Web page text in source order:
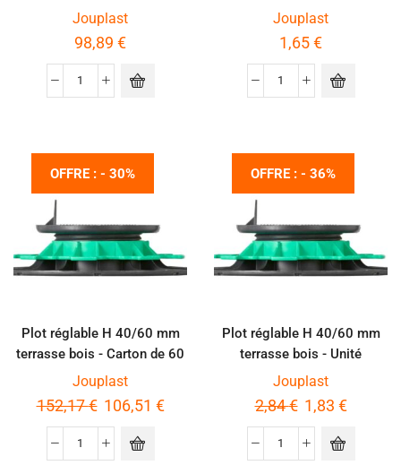
pièces
Jouplast
98,89 €
Jouplast
1,65€
OFFRE : - 30%
Plot réglable H 40/60 mm
terrasse bois - Carton de 60
pièces
Jouplast
152,17€ 106,51 €
OFFRE : - 36%
Plot réglable H 40/60 mm
terrasse bois - Unité
Jouplast
2,84€ 1,83 €